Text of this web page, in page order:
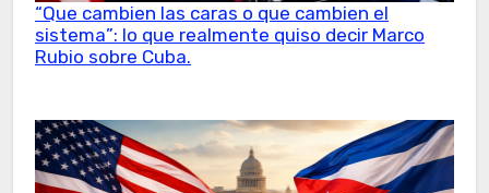
“Que cambien las caras o que cambien el
sistema”: lo que realmente quiso decir Marco
Rubio sobre Cuba.